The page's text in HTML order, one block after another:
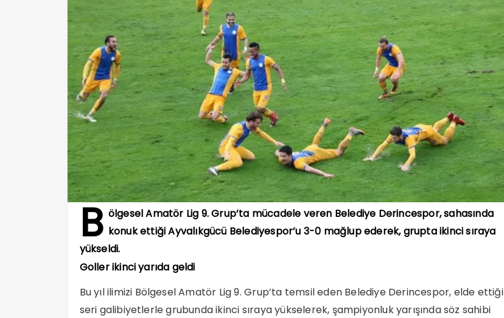
B ölgesel Amatör Lig 9. Grup’ta mücadele veren Belediye Derincespor, sahasında
konuk ettiği Ayvalıkgücü Belediyespor’u 3-0 mağlup ederek, grupta ikinci sıraya
yükseldi.
Goller ikinci yarıda geldi
Bu yıl ilimizi Bölgesel Amatör Lig 9. Grup’ta temsil eden Belediye Derincespor, elde ettiği
seri galibiyetlerle grubunda ikinci sıraya yükselerek, şampiyonluk yarışında söz sahibi